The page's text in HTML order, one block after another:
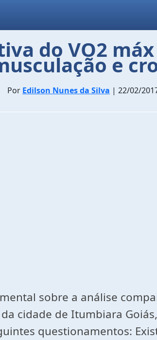
do VO2
e
Por Edilson Nunes da Silva | 22/02/
sobre a análise
cidade de Itumbiara
questionamentos: